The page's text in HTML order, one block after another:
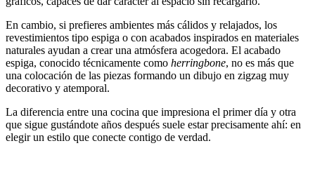
En cambio, si prefieres ambientes más cálidos y relajados, los
revestimientos tipo espiga o con acabados inspirados en materiales
naturales ayudan a crear una atmósfera acogedora. El acabado
espiga, conocido técnicamente como herringbone, no es más que
una colocación de las piezas formando un dibujo en zigzag muy
decorativo y atemporal.
La diferencia entre una cocina que impresiona el primer día y otra
que sigue gustándote años después suele estar precisamente ahí: en
elegir un estilo que conecte contigo de verdad.